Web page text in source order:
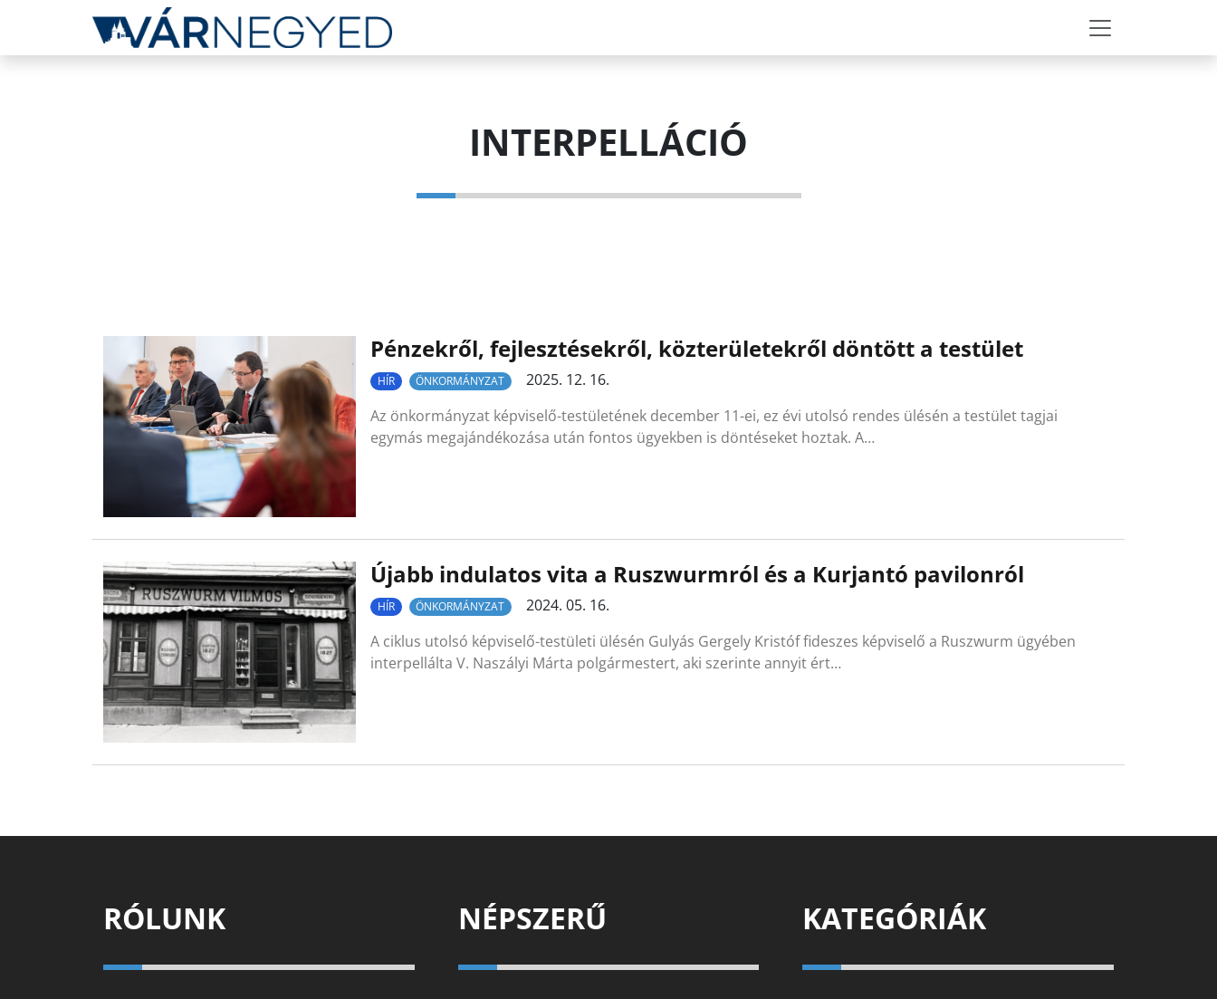
INTERPELLÁCIÓ
Pénzekről, fejlesztésekről, közterületekről döntött a testület
HÍR ÖNKORMÁNYZAT
2025. 12. 16.
Az önkormányzat képviselő-testületének december 11-ei, ez évi utolsó rendes ülésén a testület tagjai
egymás megajándékozása után fontos ügyekben is döntéseket hoztak. A…
Újabb indulatos vita a Ruszwurmról és a Kurjantó pavilonról
HÍR ÖNKORMÁNYZAT
2024. 05. 16.
A ciklus utolsó képviselő-testületi ülésén Gulyás Gergely Kristóf fideszes képviselő a Ruszwurm ügyében
interpellálta V. Naszályi Márta polgármestert, aki szerinte annyit ért…
RÓLUNK NÉPSZERŰ KATEGÓRIÁK